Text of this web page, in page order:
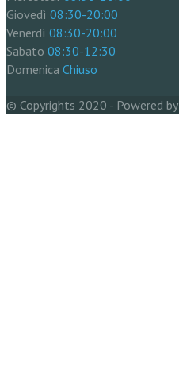
Giovedì 08:30-20:00
Venerdì 08:30-20:00
Sabato 08:30-12:30
Domenica Chiuso
© Copyrights 2020 - Powered by